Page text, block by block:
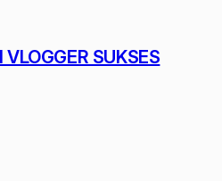
SUKSES